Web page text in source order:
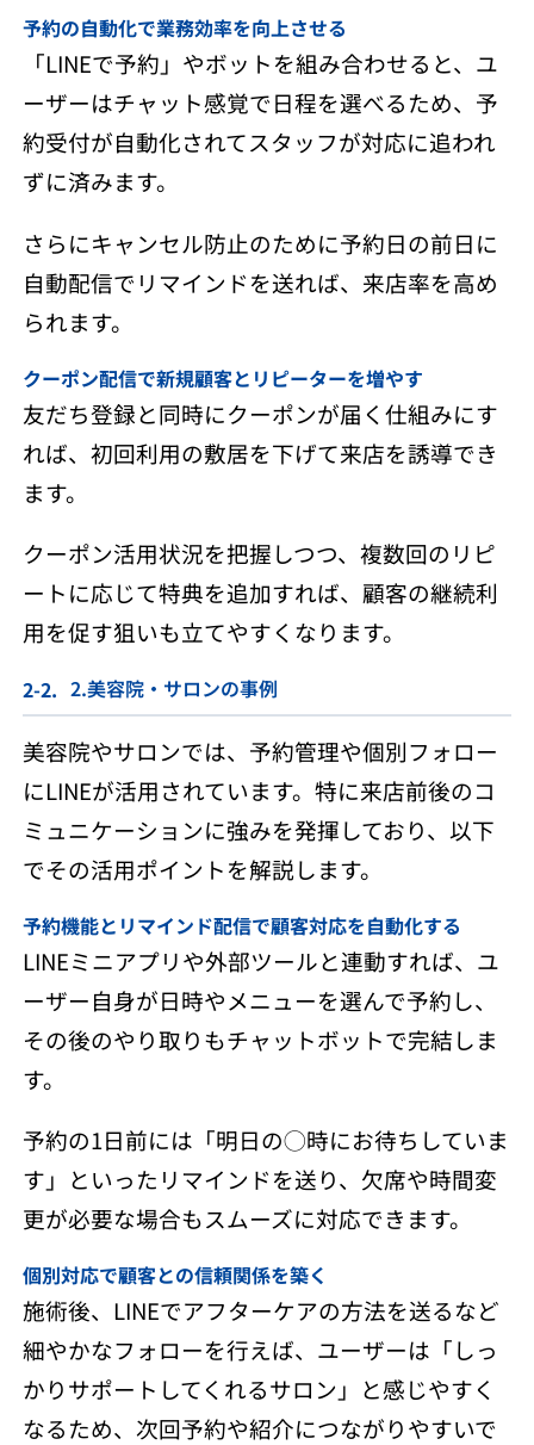
予約の自動化で業務効率を向上させる
「LINEで予約」やボットを組み合わせると、ユ
ーザーはチャット感覚で日程を選べるため、予
約受付が自動化されてスタッフが対応に追われ
ずに済みます。
さらにキャンセル防止のために予約日の前日に
自動配信でリマインドを送れば、来店率を高め
られます。
クーポン配信で新規顧客とリピーターを増やす
友だち登録と同時にクーポンが届く仕組みにす
れば、初回利用の敷居を下げて来店を誘導でき
ます。
クーポン活用状況を把握しつつ、複数回のリピ
ートに応じて特典を追加すれば、顧客の継続利
用を促す狙いも立てやすくなります。
2.美容院・サロンの事例
美容院やサロンでは、予約管理や個別フォロー
にLINEが活用されています。特に来店前後のコ
ミュニケーションに強みを発揮しており、以下
でその活用ポイントを解説します。
予約機能とリマインド配信で顧客対応を自動化する
LINEミニアプリや外部ツールと連動すれば、ユ
ーザー自身が日時やメニューを選んで予約し、
その後のやり取りもチャットボットで完結しま
す。
予約の1日前には「明日の◯時にお待ちしていま
す」といったリマインドを送り、欠席や時間変
更が必要な場合もスムーズに対応できます。
個別対応で顧客との信頼関係を築く
施術後、LINEでアフターケアの方法を送るなど
細やかなフォローを行えば、ユーザーは「しっ
かりサポートしてくれるサロン」と感じやすく
なるため、次回予約や紹介につながりやすいで